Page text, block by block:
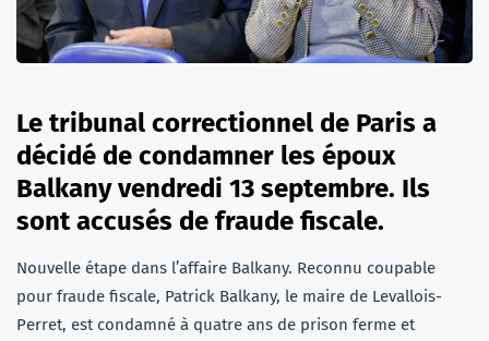
Le tribunal correctionnel de Paris a
décidé de condamner les époux
Balkany vendredi 13 septembre. Ils
sont accusés de fraude fiscale.
Nouvelle étape dans l’affaire Balkany. Reconnu coupable
pour fraude fiscale, Patrick Balkany, le maire de Levallois-
Perret, est condamné à quatre ans de prison ferme et